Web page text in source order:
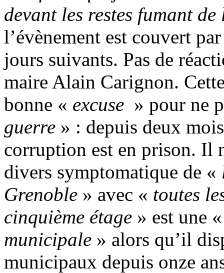
devant les restes fumant
l’évènement est couvert
jours suivants. Pas de
maire Alain Carignon.
bonne « excuse » pour ne
guerre » : depuis deux
corruption est en prison. Il
divers symptomatique de «
Grenoble » avec « toutes
cinquième étage » est une
municipale » alors qu’il
municipaux depuis onze